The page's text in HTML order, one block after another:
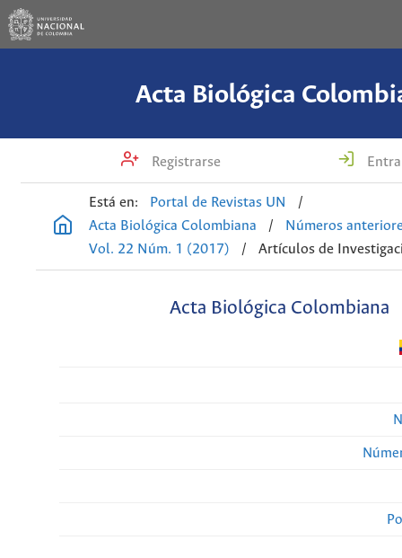
Acta Biológica
Registrarse
Está en: Portal de Revistas UN
/
Acta Biológica Colombiana
/
Números
Vol. 22 Núm. 1 (2017)
/ Artículos de
Acta Biológica Colombiana